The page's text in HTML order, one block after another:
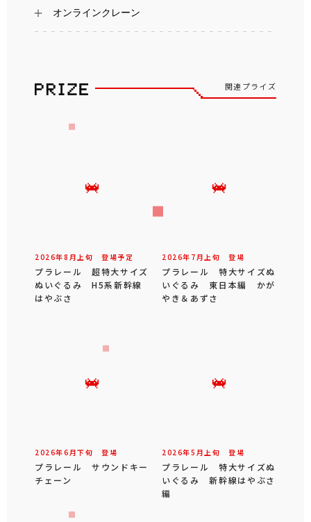
オンラインクレーン
関連プライズ
2026年8 月 上旬 登場予定
プラレール 超特大サイズ
ぬいぐるみ H5系新幹線
はやぶさ
2026年 7 月 上旬 登場
プラレール 特大サイズぬ
いぐるみ 東日本編 かが
やき＆あずさ
2026年6 月下旬 登場
プラレール サウンドキー
チェーン
2026年5 月 上旬 登場
プラレール 特大サイズぬ
いぐるみ 新幹線はやぶさ
編